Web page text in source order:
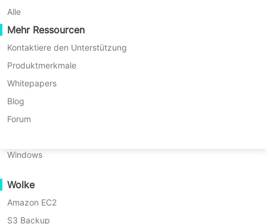
P2C-Migration
Wiederherstellbarkeit
VM-Wiederherstellungsüberprüfung
OS-Wiederherstellungsüberprüfung
Datensicherheit
Sicherung in die Cloud
GDPR-Compliance
XenServer/Citrix Hypervisor
KayGrid
InCloud Sphere
Arcfra
FusionOne Compute
NexaVM
Physischer Server
Windows
Wolke
Amazon EC2
S3 Backup
Alle
Mehr Ressourcen
Kontaktiere den Unterstützung
Produktmerkmale
Whitepapers
Blog
Forum
Inhaltsverzeichnis
Backup
Geschäftsdaten zu speichern.
Warum ist die Synology-NAS im
Geschäftsbereich so beliebt? Das